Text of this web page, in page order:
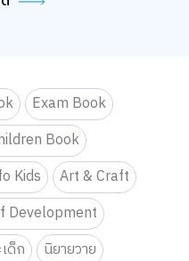
Book
Kids
Art & Craft
Development
ด็ก
นิยายวาย